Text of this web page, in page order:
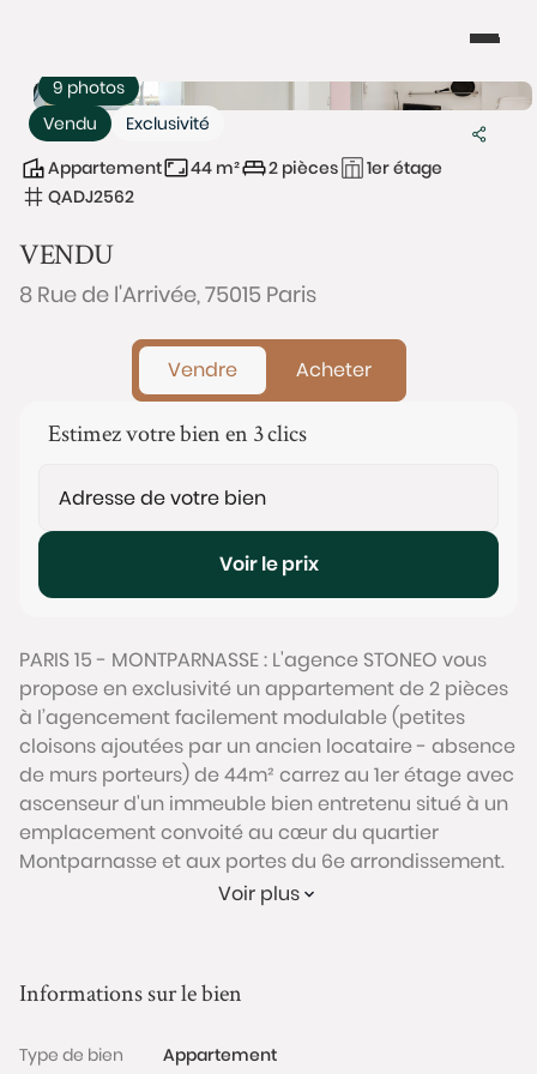
Vendu Exclusivité
9 photos
Appartement 44 m² 2 pièces
1er étage
QADJ2562
VENDU
8 Rue de l'Arrivée, 75015 Paris
Vendre Acheter
Estimez votre bien en 3 clics
Voir le prix
PARIS 15 - MONTPARNASSE : L'agence STONEO vous
propose en exclusivité un appartement de 2 pièces
à l’agencement facilement modulable (petites
cloisons ajoutées par un ancien locataire - absence
de murs porteurs) de 44m² carrez au 1er étage avec
ascenseur d'un immeuble bien entretenu situé à un
emplacement convoité au cœur du quartier
Montparnasse et aux portes du 6e arrondissement.
dispose également de nombreux rangements
L’ensemble des pièces bénéficie d’une belle
Voir plus
Informations sur le bien
Type de bien
Appartement